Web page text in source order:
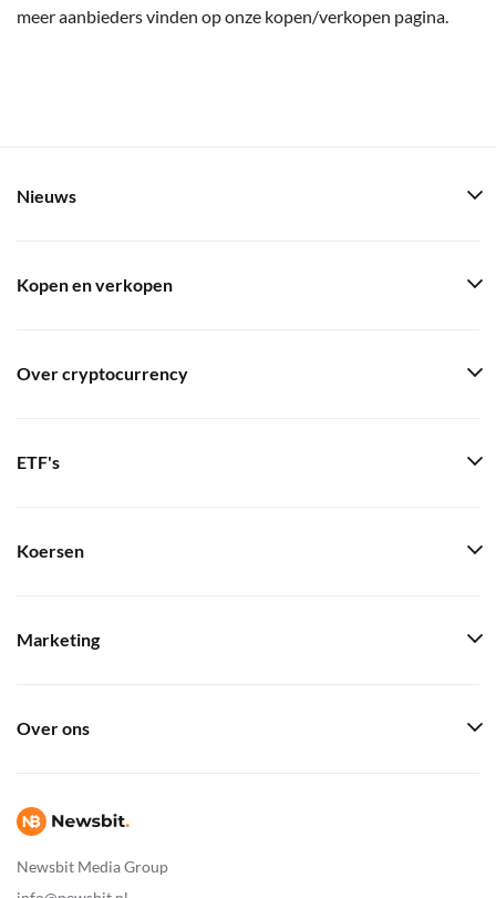
meer aanbieders vinden op onze kopen/verkopen pagina.
Newsbit Media Group
Nieuws
Kopen en verkopen
Over cryptocurrency
ETF's
Koersen
Marketing
Over ons